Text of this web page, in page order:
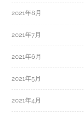
2021年8月
2021年7月
2021年6月
2021年5月
2021年4月